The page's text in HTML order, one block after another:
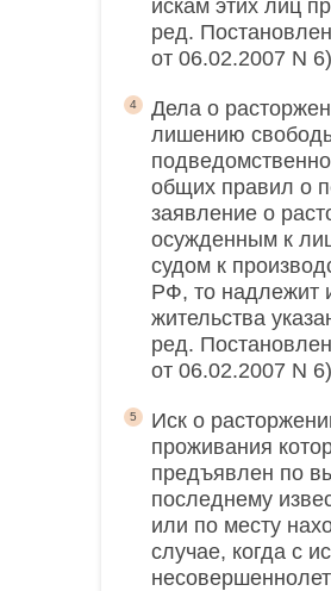
искам этих лиц
ред.
от 06.02.2007 N 6)
Дела о
лишению
общих правил о
заявление о
осужденным к
судом к
РФ, то надлежит
жительства
ред.
от 06.02.2007 N 6)
4
Иск о
проживания
предъявлен по
последнему
или по месту
случае, когда с
5